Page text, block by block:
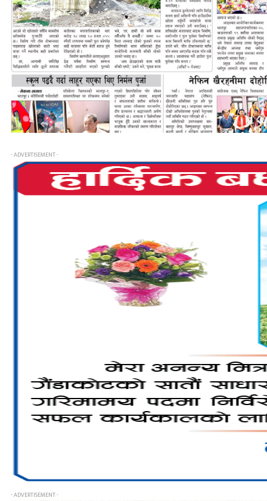
- ADVERTISEMENT -
- ADVERTISEMENT -